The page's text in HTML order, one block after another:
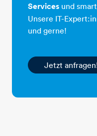
Services und
Unsere IT-
und gerne!
Jetzt